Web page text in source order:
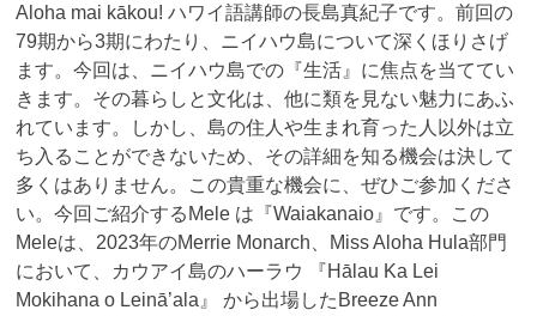
Aloha mai kākou! ハワイ語講師の長島真紀子です。前回の
79期から3期にわたり、ニイハウ島について深くほりさげ
ます。今回は、ニイハウ島での『生活』に焦点を当ててい
きます。その暮らしと文化は、他に類を見ない魅力にあふ
れています。しかし、島の住人や生まれ育った人以外は立
ち入ることができないため、その詳細を知る機会は決して
多くはありません。この貴重な機会に、ぜひご参加くださ
い。今回ご紹介するMele は『Waiakanaio』です。この
Meleは、2023年のMerrie Monarch、Miss Aloha Hula部門
において、カウアイ島のハーラウ 『Hālau Ka Lei
Mokihana o Leinā’ala』 から出場したBreeze Ann